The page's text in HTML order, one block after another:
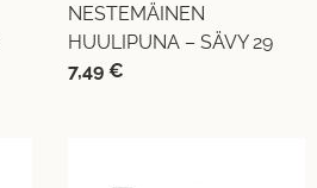
NESTEMÄINEN
HUULIPUNA – SÄVY 29
7,49 €